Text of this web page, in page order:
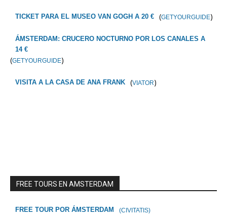
TICKET PARA EL MUSEO VAN GOGH A 20 € (GETYOURGUIDE)
ÁMSTERDAM: CRUCERO NOCTURNO POR LOS CANALES A
14 €
(GETYOURGUIDE)
VISITA A LA CASA DE ANA FRANK (VIATOR)
FREE TOURS EN AMSTERDAM
FREE TOUR POR ÁMSTERDAM (CIVITATIS)